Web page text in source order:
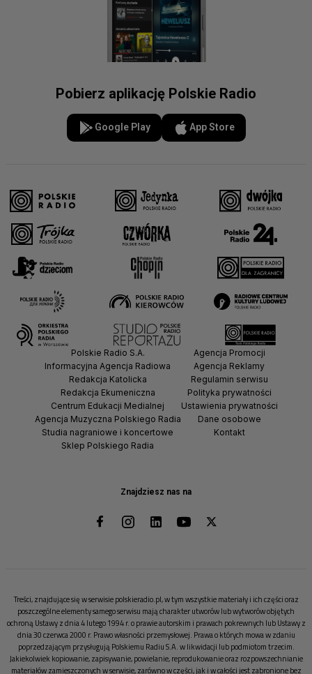
Pobierz aplikację Polskie Radio
Google Play App Store
Znajdziesz nas na
Polskie Radio S.A.
Informacyjna Agencja Radiowa
Redakcja Katolicka
Redakcja Ekumeniczna
Centrum Edukacji Medialnej
Agencja Muzyczna Polskiego Radia
Studia nagraniowe i koncertowe
Sklep Polskiego Radia
Agencja Promocji
Agencja Reklamy
Regulamin serwisu
Polityka prywatności
Ustawienia prywatności
Dane osobowe
Kontakt
Treści, znajdujące się w serwisie polskieradio.pl, w tym wszystkie materiały i ich części oraz
poszczególne elementy samego serwisu mają charakter utworów lub wytworów objętych
ochroną Ustawy z dnia 4 lutego 1994 r. o prawie autorskim i prawach pokrewnych lub Ustawy z
dnia 30 czerwca 2000 r. Prawo własności przemysłowej. Prawa o których mowa w zdaniu
poprzedzającym przysługują Polskiemu Radiu S.A. w likwidacji lub podmiotom trzecim.
Jakiekolwiek kopiowanie, zapisywanie, powielanie, reprodukowanie oraz rozpowszechnianie
materiałów zamieszczonych w serwisie, zarówno w części, jak i w całości jest zabronione bez